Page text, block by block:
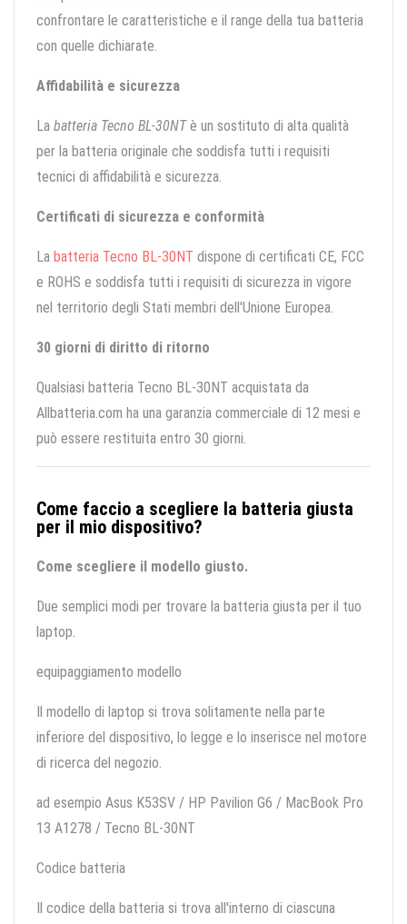
confrontare le caratteristiche e il range della tua batteria
con quelle dichiarate.
Affidabilità e sicurezza
La batteria Tecno BL-30NTè un sostituto di alta qualità
per la batteria originale che soddisfa tutti i requisiti
tecnici di affidabilità e sicurezza.
Certificati di sicurezza e conformità
La batteria Tecno BL-30NT dispone di certificati CE, FCC
e ROHS e soddisfa tutti i requisiti di sicurezza in vigore
nel territorio degli Stati membri dell'Unione Europea.
30 giorni di diritto di ritorno
Qualsiasi batteria Tecno BL-30NT acquistata da
Allbatteria.com ha una garanzia commerciale di 12 mesi e
può essere restituita entro 30 giorni.
Come faccio a scegliere la batteria giusta
per il mio dispositivo?
Come scegliere il modello giusto.
Due semplici modi per trovare la batteria giusta per il tuo
laptop.
equipaggiamento modello
Il modello di laptop si trova solitamente nella parte
inferiore del dispositivo, lo legge e lo inserisce nel motore
di ricerca del negozio.
ad esempio Asus K53SV / HP Pavilion G6 / MacBook Pro
13 A1278 / Tecno BL-30NT
Codice batteria
Il codice della batteria si trova all'interno di ciascuna